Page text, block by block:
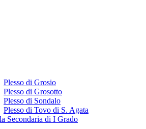
Plesso di Grosio
Plesso di Grosotto
Plesso di Sondalo
Plesso di Tovo di S. Agata
Secondaria di I Grado